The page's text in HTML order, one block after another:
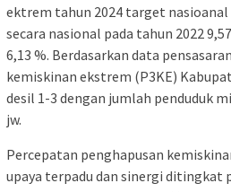
ektrem tahun 2024 target nasioanal
secara nasional pada tahun 2022
6,13 %. Berdasarkan data
kemiskinan ekstrem (P3KE)
desil 1-3 dengan jumlah penduduk
jw.
Percepatan penghapusan
upaya terpadu dan sinergi ditingkat